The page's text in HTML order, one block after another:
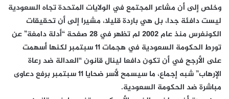
وخلص إلى أن مشاعر المجتمع في الولايات المتحدة تجاه السعودية
ليست دافئة جدا، بل هي باردة قليلا، مشيرا إلى أن تحقيقات
الكونغرس منذ عام 2002 لم تظهر في 28 صفحة “أدلة دامغة” عن
تورط الحكومة السعودية في هجمات 11 سبتمبر لكنها أسهمت
على الأرجح في أن تكون دافعا لينال قانون “العدالة ضد رعاة
الإرهاب” شبه إجماع، ما سيسمح لأسر ضحايا 11 سبتمبر برفع دعاوى
مباشرة ضد الحكومة السعودية.